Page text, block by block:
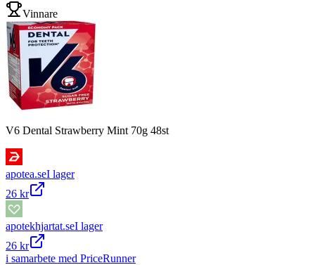
Vinnare
V6 Dental Strawberry Mint 70g 48st
apotea.seI lager
26 kr
apotekhjartat.seI lager
26 kr
i samarbete med PriceRunner